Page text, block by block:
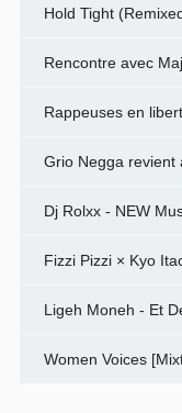
Hold Tight
Rencontre avec
Rappeuses en
Grio Negga revient
Dj Rolxx - NEW
Fizzi Pizzi × Kyo
Ligeh Moneh - Et
Women Voices